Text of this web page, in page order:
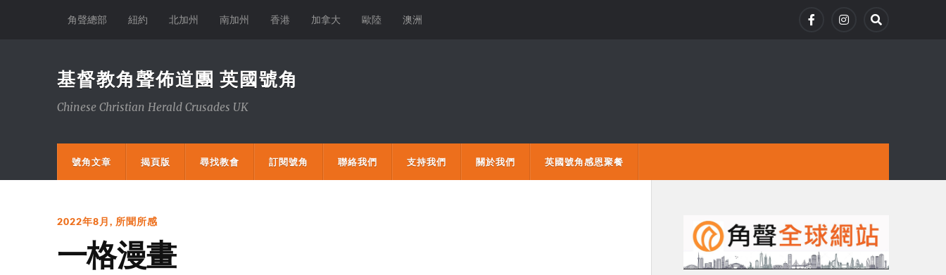
角聲總部 紐約 北加州 南加州 香港 加拿大 歐陸 澳洲
基督教角聲佈道團 英國號角
Chinese Christian Herald Crusades UK
號角文章 揭頁版 尋找教會 訂閱號角 聯絡我們 支持我們 關於我們 英國號角感恩聚餐
2022年8月, 所聞所感
一格漫畫